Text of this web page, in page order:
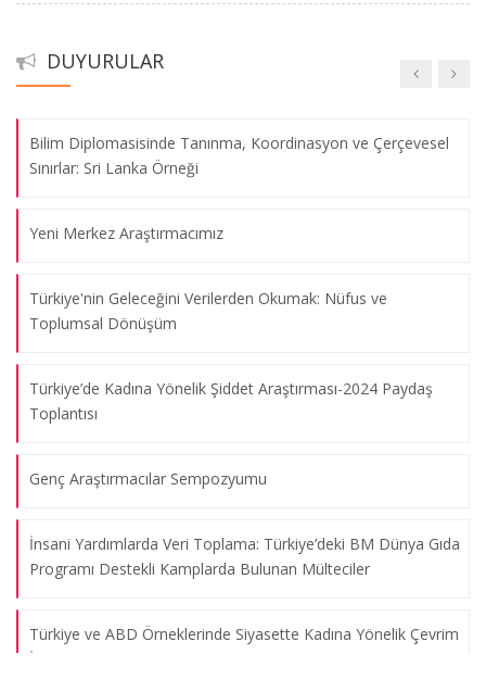
DUYURULAR
Yalıtılmış Direnç: Uluslararası Yaptırımlar Altında Bağdat’ın
Bilim Diplomasisinde Tanınma, Koordinasyon ve Çerçevesel
Sınırlar: Sri Lanka Örneği
Yeni Merkez Araştırmacımız
Türkiye'nin Geleceğini Verilerden Okumak: Nüfus ve
Toplumsal Dönüşüm
Türkiye’de Kadına Yönelik Şiddet Araştırması-2024 Paydaş
Toplantısı
Genç Araştırmacılar Sempozyumu
İnsani Yardımlarda Veri Toplama: Türkiye’deki BM Dünya Gıda
Programı Destekli Kamplarda Bulunan Mülteciler
Türkiye ve ABD Örneklerinde Siyasette Kadına Yönelik Çevrim
İçi Şiddet